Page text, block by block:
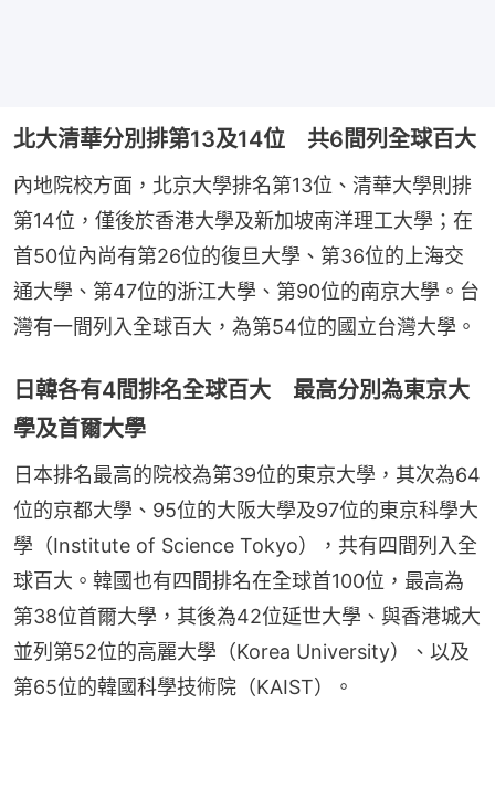
北大清華分別排第13及14位 共6間列全球百大
內地院校方面，北京大學排名第13位、清華大學則排
第14位，僅後於香港大學及新加坡南洋理工大學；在
首50位內尚有第26位的復旦大學、第36位的上海交
通大學、第47位的浙江大學、第90位的南京大學。台
灣有一間列入全球百大，為第54位的國立台灣大學。
日韓各有4間排名全球百大 最高分別為東京大
學及首爾大學
日本排名最高的院校為第39位的東京大學，其次為64
位的京都大學、95位的大阪大學及97位的東京科學大
學（Institute of Science Tokyo），共有四間列入全
球百大。韓國也有四間排名在全球首100位，最高為
第38位首爾大學，其後為42位延世大學、與香港城大
並列第52位的高麗大學（Korea University）、以及
第65位的韓國科學技術院（KAIST）。